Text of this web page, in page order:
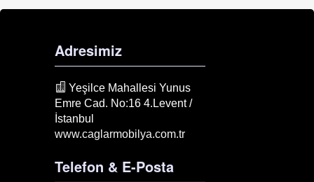
Adresimiz
Yeşilce Mahallesi Yunus
Emre Cad. No:16 4.Levent /
İstanbul
www.caglarmobilya.com.tr
Telefon & E-Posta